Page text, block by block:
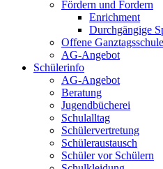
Fördern und Fordern
Enrichment
Durchgängige
Offene Ganztagsschule
AG-Angebot
Schülerinfo
AG-Angebot
Beratung
Jugendbücherei
Schulalltag
Schülervertretung
Schüleraustausch
Schüler vor Schülern